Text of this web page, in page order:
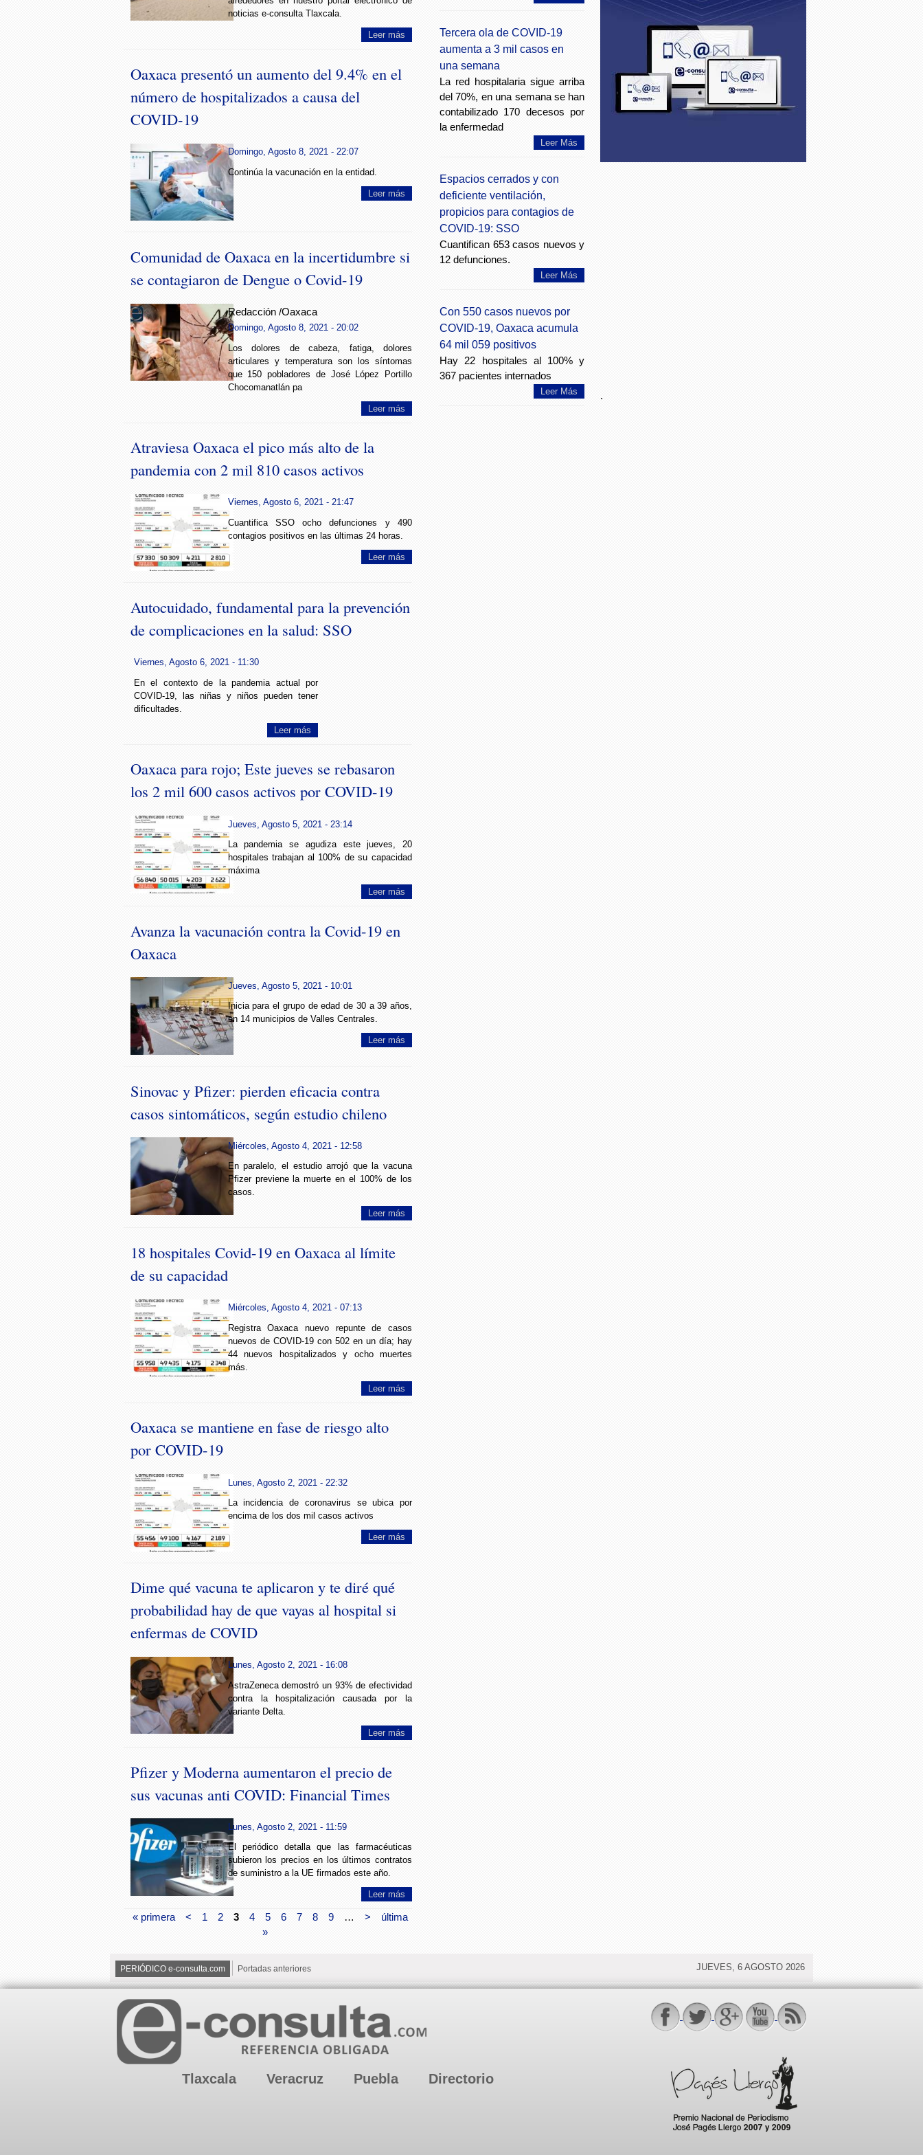
noticias e-consulta Tlaxcala.
Leer más
Oaxaca presentó un aumento del 9.4% en el
número de hospitalizados a causa del
COVID-19
Domingo, Agosto 8, 2021 - 22:07
Continúa la vacunación en la entidad.
Leer más
Comunidad de Oaxaca en la incertidumbre si
se contagiaron de Dengue o Covid-19
Redacción /Oaxaca
Domingo, Agosto 8, 2021 - 20:02
Los dolores de cabeza, fatiga, dolores
articulares y temperatura son los síntomas
que 150 pobladores de José López Portillo
Chocomanatlán pa
Leer más
Atraviesa Oaxaca el pico más alto de la
pandemia con 2 mil 810 casos activos
Viernes, Agosto 6, 2021 - 21:47
Cuantifica SSO ocho defunciones y 490
contagios positivos en las últimas 24 horas.
Leer más
Autocuidado, fundamental para la prevención
de complicaciones en la salud: SSO
Viernes, Agosto 6, 2021 - 11:30
En el contexto de la pandemia actual por
COVID-19, las niñas y niños pueden tener
dificultades.
Leer más
Oaxaca para rojo; Este jueves se rebasaron
los 2 mil 600 casos activos por COVID-19
Jueves, Agosto 5, 2021 - 23:14
La pandemia se agudiza este jueves, 20
hospitales trabajan al 100% de su capacidad
máxima
Leer más
Avanza la vacunación contra la Covid-19 en
Oaxaca
Jueves, Agosto 5, 2021 - 10:01
Inicia para el grupo de edad de 30 a 39 años,
en 14 municipios de Valles Centrales.
Leer más
Sinovac y Pfizer: pierden eficacia contra
casos sintomáticos, según estudio chileno
Miércoles, Agosto 4, 2021 - 12:58
En paralelo, el estudio arrojó que la vacuna
Pfizer previene la muerte en el 100% de los
casos.
Leer más
18 hospitales Covid-19 en Oaxaca al límite
de su capacidad
Miércoles, Agosto 4, 2021 - 07:13
Registra Oaxaca nuevo repunte de casos
nuevos de COVID-19 con 502 en un día; hay
44 nuevos hospitalizados y ocho muertes
más.
Leer más
Oaxaca se mantiene en fase de riesgo alto
por COVID-19
Lunes, Agosto 2, 2021 - 22:32
La incidencia de coronavirus se ubica por
encima de los dos mil casos activos
Leer más
Dime qué vacuna te aplicaron y te diré qué
probabilidad hay de que vayas al hospital si
enfermas de COVID
Lunes, Agosto 2, 2021 - 16:08
AstraZeneca demostró un 93% de efectividad
contra la hospitalización causada por la
variante Delta.
Leer más
Pfizer y Moderna aumentaron el precio de
sus vacunas anti COVID: Financial Times
Lunes, Agosto 2, 2021 - 11:59
El periódico detalla que las farmacéuticas
subieron los precios en los últimos contratos
de suministro a la UE firmados este año.
Leer más
« primera < 1 2 3 4 5 6 7 8 9 >
última
»
Tercera ola de COVID-19
aumenta a 3 mil casos en
una semana
La red hospitalaria sigue arriba
del 70%, en una semana se han
contabilizado 170 decesos por
la enfermedad
Leer Más
Espacios cerrados y con
deficiente ventilación,
propicios para contagios de
COVID-19: SSO
Cuantifican 653 casos nuevos y
12 defunciones.
Leer Más
Con 550 casos nuevos por
COVID-19, Oaxaca acumula
64 mil 059 positivos
Hay 22 hospitales al 100% y
367 pacientes internados
Leer Más .
PERIÓDICO e-consulta.com Portadas anteriores JUEVES, 6 AGOSTO 2026
Tlaxcala Veracruz Puebla Directorio